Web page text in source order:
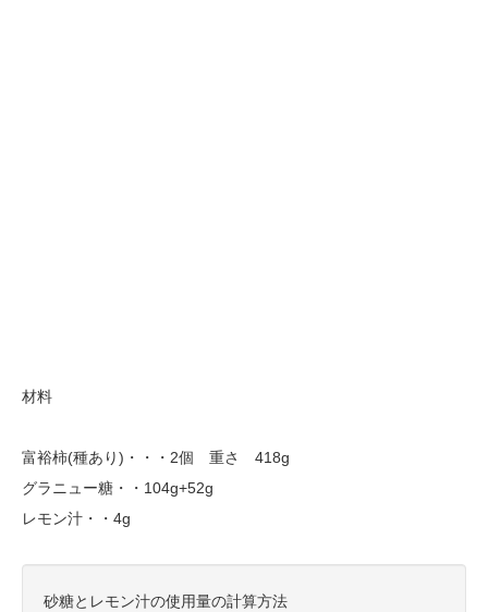
材料
富裕柿(種あり)・・・2個 重さ 418g
グラニュー糖・・104g+52g
レモン汁・・4g
砂糖とレモン汁の使用量の計算方法